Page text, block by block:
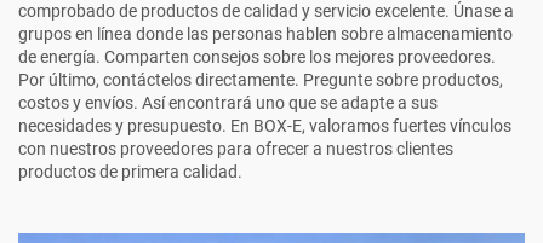
comprobado de productos de calidad y servicio excelente. Únase a
grupos en línea donde las personas hablen sobre almacenamiento
de energía. Comparten consejos sobre los mejores proveedores.
Por último, contáctelos directamente. Pregunte sobre productos,
costos y envíos. Así encontrará uno que se adapte a sus
necesidades y presupuesto. En BOX-E, valoramos fuertes vínculos
con nuestros proveedores para ofrecer a nuestros clientes
productos de primera calidad.